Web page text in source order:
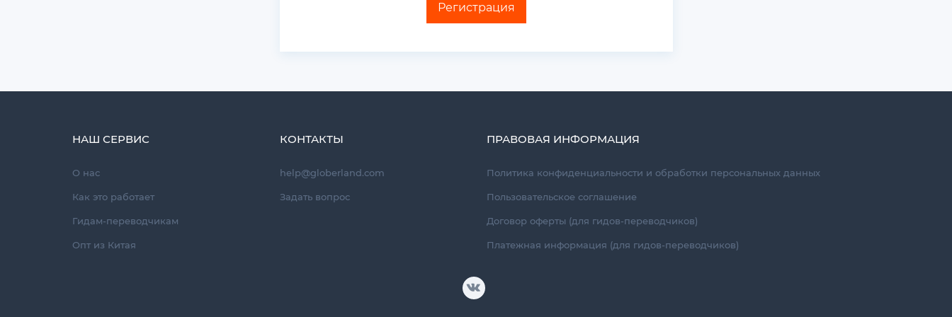
Регистрация
НАШ СЕРВИС
О нас
Как это работает
Гидам-переводчикам
Опт из Китая
КОНТАКТЫ
help@globerland.com
Задать вопрос
ПРАВОВАЯ ИНФОРМАЦИЯ
Политика конфиденциальности и обработки персональных данных
Пользовательское соглашение
Договор оферты (для гидов-переводчиков)
Платежная информация (для гидов-переводчиков)